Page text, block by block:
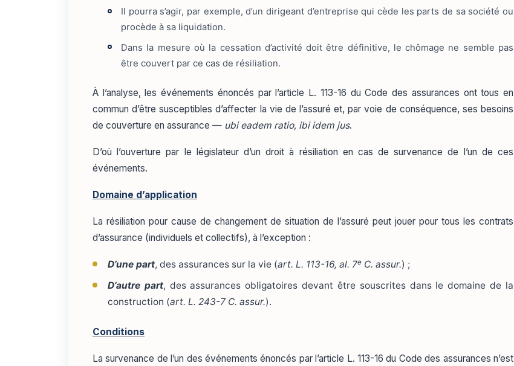
Il pourra s’agir, par exemple, d’un dirigeant d’entreprise qui cède les parts de sa société ou
procède à sa liquidation.
Dans la mesure où la cessation d’activité doit être définitive, le chômage ne semble pas
être couvert par ce cas de résiliation.
À l’analyse, les événements énoncés par l’article L. 113-16 du Code des assurances ont tous en
commun d’être susceptibles d’affecter la vie de l’assuré et, par voie de conséquence, ses besoins
de couverture en assurance — ubi eadem ratio, ibi idem jus.
D’où l’ouverture par le législateur d’un droit à résiliation en cas de survenance de l’un de ces
événements.
Domaine d’application
La résiliation pour cause de changement de situation de l’assuré peut jouer pour tous les contrats
d’assurance (individuels et collectifs), à l’exception :
D’une part, des assurances sur la vie (art. L. 113-16, al. 7eC. assur.) ;
D’autre part, des assurances obligatoires devant être souscrites dans le domaine de la
construction (art. L. 243-7 C. assur.).
Conditions
La survenance de l’un des événements énoncés par l’article L. 113-16 du Code des assurances n’est